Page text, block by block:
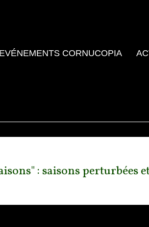
EVÉNEMENTS CORNUCOPIA
: saisons perturbées